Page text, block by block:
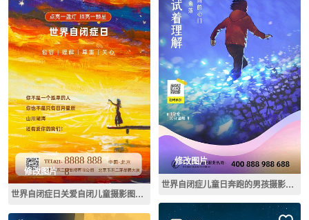
修改图片
世界自闭症日关爱自闭儿童摄影图海报
修改图片
世界自闭症儿童日奔跑的男孩摄影图海报